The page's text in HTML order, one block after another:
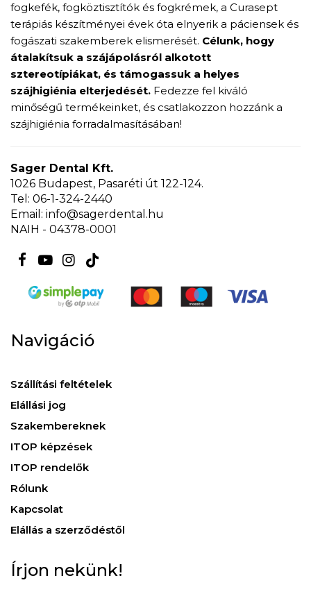
fogkefék, fogköztisztítók és fogkrémek, a Curasept
terápiás készítményei évek óta elnyerik a páciensek és
fogászati szakemberek elismerését. Célunk, hogy
átalakítsuk a szájápolásról alkotott
sztereotípiákat, és támogassuk a helyes
szájhigiénia elterjedését. Fedezze fel kiváló
minőségű termékeinket, és csatlakozzon hozzánk a
szájhigiénia forradalmasításában!
Sager Dental Kft.
1026 Budapest, Pasaréti út 122-124.
Tel: 06-1-324-2440
Email: info@sagerdental.hu
NAIH - 04378-0001
Navigáció
Szállítási feltételek
Elállási jog
Szakembereknek
ITOP képzések
ITOP rendelők
Rólunk
Kapcsolat
Elállás a szerződéstől
Írjon nekünk!